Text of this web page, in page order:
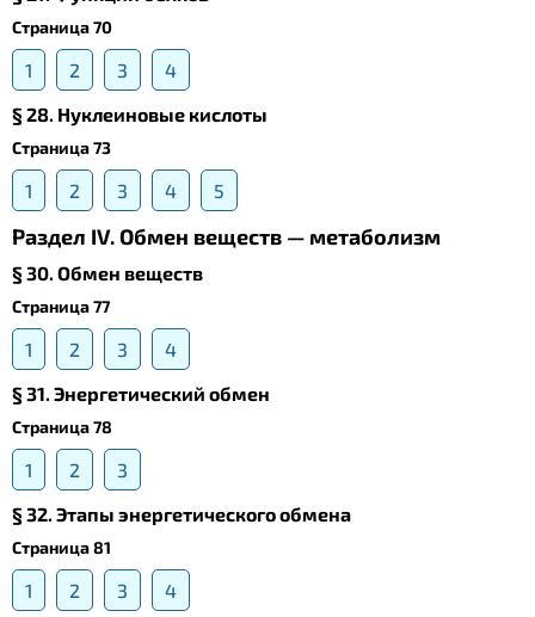
Страница 70
1 2 3
4
§ 28. Нуклеиновые кислоты
Страница 73
1 2 3 4 5
Раздел IV. Обмен веществ — метаболизм
§ 30. Обмен веществ
Страница 77
1 2 3
4
§ 31. Энергетический обмен
Страница 78
1 2
3
§ 32. Этапы энергетического обмена
Страница 81
1 2 3
4